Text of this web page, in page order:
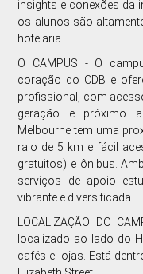
insights e conexões da
os alunos são
hotelaria.
O CAMPUS - O
coração do CDB e
profissional, com
geração e próximo
Melbourne tem uma
raio de 5 km e fácil
gratuitos) e ônibus.
serviços de apoio
vibrante e diversificada.
LOCALIZAÇÃO DO
localizado ao lado do
cafés e lojas. Está